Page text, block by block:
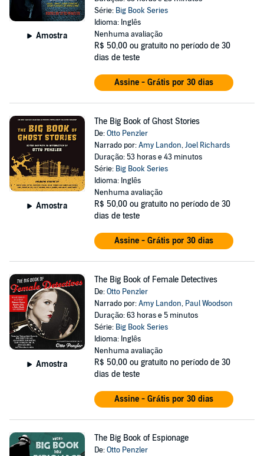
Amostra
Série: Big Book Series
Idioma: Inglês
Nenhuma avaliação
R$ 50,00 ou gratuito no período de 30
dias de teste
Assine - Grátis por 30 dias
Amostra
The Big Book of Ghost Stories
De:Otto Penzler
Narrado por:Amy Landon,Joel Richards
Duração: 53 horas e 43 minutos
Série: Big Book Series
Idioma: Inglês
Nenhuma avaliação
R$ 50,00 ou gratuito no período de 30
dias de teste
Assine - Grátis por 30 dias
Amostra
The Big Book of Female Detectives
De:Otto Penzler
Narrado por:Amy Landon, Paul Woodson
Duração: 63 horas e 5 minutos
Série: Big Book Series
Idioma: Inglês
Nenhuma avaliação
R$ 50,00 ou gratuito no período de 30
dias de teste
Assine - Grátis por 30 dias
The Big Book of Espionage
De:Otto Penzler